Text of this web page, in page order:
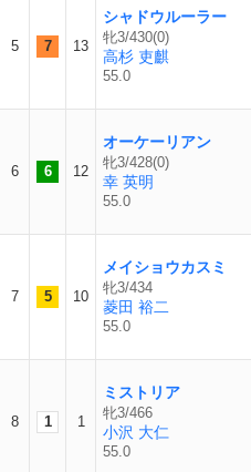
5 7 13
シャドウルーラー
牝3/430(0)
高杉 吏麒
55.0
6 6 12
オーケーリアン
牝3/428(0)
幸 英明
55.0
7 5 10
メイショウカスミ
牝3/434
菱田 裕二
55.0
8 1 1
ミストリア
牝3/466
小沢 大仁
55.0